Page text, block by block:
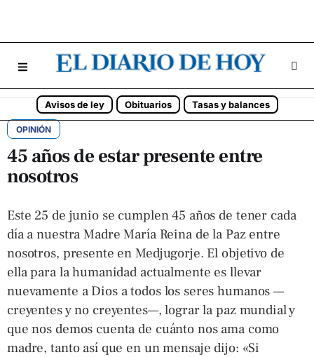
Avisos de ley Obituarios Tasas y balances
OPINIÓN
45 años de estar presente entre
nosotros
Este 25 de junio se cumplen 45 años de tener cada
día a nuestra Madre María Reina de la Paz entre
nosotros, presente en Medjugorje. El objetivo de
ella para la humanidad actualmente es llevar
nuevamente a Dios a todos los seres humanos —
creyentes y no creyentes—, lograr la paz mundial y
que nos demos cuenta de cuánto nos ama como
madre, tanto así que en un mensaje dijo: «Si